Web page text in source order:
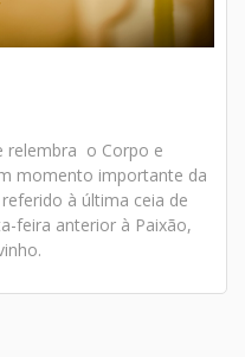
relembra o Corpo e
momento importante da
à última ceia de
feira anterior à Paixão,